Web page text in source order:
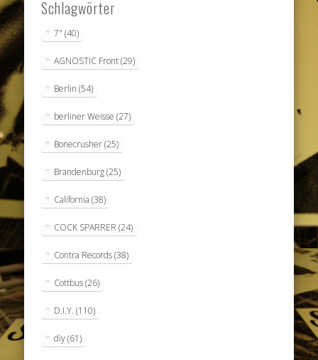
Schlagwörter
7" (40)
AGNOSTIC Front(29)
Berlin (54)
berliner Weisse (27)
Bonecrusher(25)
Brandenburg(25)
California (38)
COCK SPARRER (24)
Contra Records(38)
Cottbus(26)
D.I.Y. (110)
diy(61)